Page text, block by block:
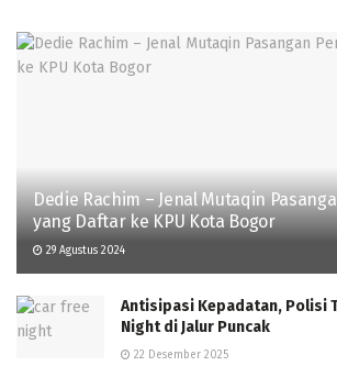
Dedie Rachim – Jenal Mutaqin
yang Daftar ke KPU Kota Bogor
29 Agustus 2024
Antisipasi Kepadatan, Polisi
Night di Jalur Puncak
22 Desember 2025